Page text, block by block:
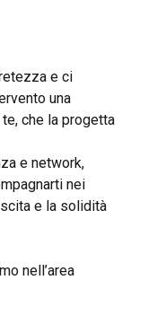
e ci
una
che la progetta
e network,
nei
e la solidità
nell’area